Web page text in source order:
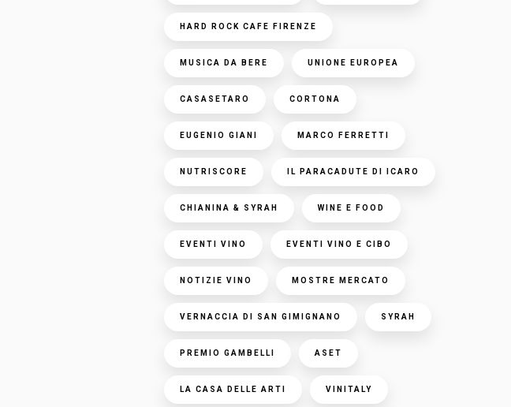
HARD ROCK CAFE FIRENZE
MUSICA DA BERE UNIONE EUROPEA
CASASETARO CORTONA
EUGENIO GIANI MARCO FERRETTI
NUTRISCORE IL PARACADUTE DI ICARO
CHIANINA & SYRAH WINE E FOOD
EVENTI VINO EVENTI VINO E CIBO
NOTIZIE VINO MOSTRE MERCATO
VERNACCIA DI SAN GIMIGNANO SYRAH
PREMIO GAMBELLI ASET
LA CASA DELLE ARTI VINITALY